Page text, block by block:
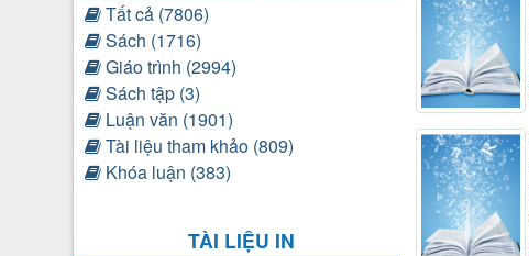
Tất cả (7806)
Sách (1716)
Giáo trình (2994)
Sách tập (3)
Luận văn (1901)
Tài liệu tham khảo (809)
Khóa luận (383)
TÀI LIỆU IN